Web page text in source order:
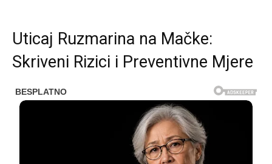
Uticaj Ruzmarina na Mačke:
Skriveni Rizici i Preventivne Mjere